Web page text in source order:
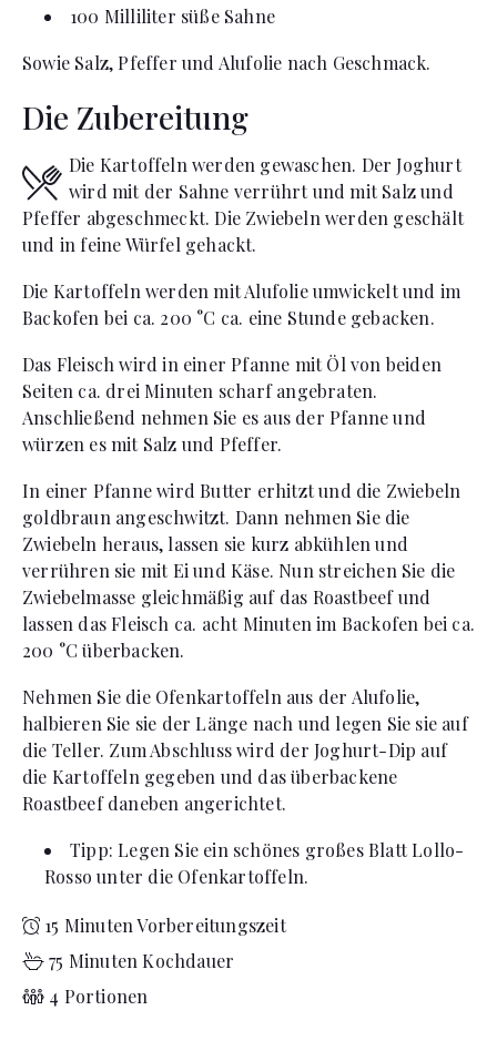
100 Milliliter süße Sahne
Sowie Salz, Pfeffer und Alufolie nach Geschmack.
Die Zubereitung
Die Kartoffeln werden gewaschen. Der Joghurt
wird mit der Sahne verrührt und mit Salz und
Pfeffer abgeschmeckt. Die Zwiebeln werden geschält
und in feine Würfel gehackt.
Die Kartoffeln werden mit Alufolie umwickelt und im
Backofen bei ca. 200 °C ca. eine Stunde gebacken.
Das Fleisch wird in einer Pfanne mit Öl von beiden
Seiten ca. drei Minuten scharf angebraten.
Anschließend nehmen Sie es aus der Pfanne und
würzen es mit Salz und Pfeffer.
In einer Pfanne wird Butter erhitzt und die Zwiebeln
goldbraun angeschwitzt. Dann nehmen Sie die
Zwiebeln heraus, lassen sie kurz abkühlen und
verrühren sie mit Ei und Käse. Nun streichen Sie die
Zwiebelmasse gleichmäßig auf das Roastbeef und
lassen das Fleisch ca. acht Minuten im Backofen bei ca.
200 °C überbacken.
Nehmen Sie die Ofenkartoffeln aus der Alufolie,
halbieren Sie sie der Länge nach und legen Sie sie auf
die Teller. Zum Abschluss wird der Joghurt-Dip auf
die Kartoffeln gegeben und das überbackene
Roastbeef daneben angerichtet.
Tipp: Legen Sie ein schönes großes Blatt Lollo-
Rosso unter die Ofenkartoffeln.
15 Minuten Vorbereitungszeit
75 Minuten Kochdauer
4 Portionen